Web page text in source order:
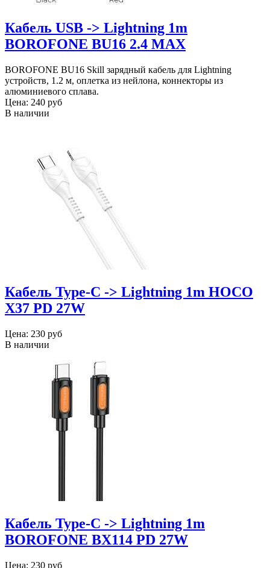
Кабель USB -> Lightning 1m
BOROFONE BU16 2.4 MAX
BOROFONE BU16 Skill зарядный кабель для Lightning
устройств, 1.2 м, оплетка из нейлона, коннекторы из
алюминиевого сплава.
Цена: 240 руб
В наличии
Кабель Type-C -> Lightning 1m HOCO
X37 PD 27W
Цена: 230 руб
В наличии
Кабель Type-C -> Lightning 1m
BOROFONE BX114 PD 27W
Цена: 230 руб